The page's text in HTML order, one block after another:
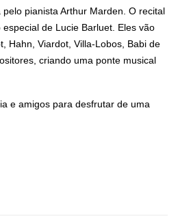
pianista Arthur Marden. O recital
de Lucie Barluet. Eles vão
Hahn, Viardot, Villa-Lobos, Babi de
criando uma ponte musical
e amigos para desfrutar de uma